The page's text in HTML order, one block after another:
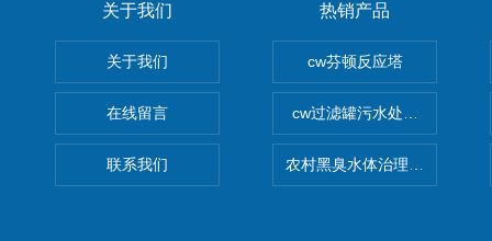
关于我们
关于我们
在线留言
联系我们
热销产品
cw芬顿反应塔
cw过滤罐污水处理设备 多介
农村黑臭水体治理设备